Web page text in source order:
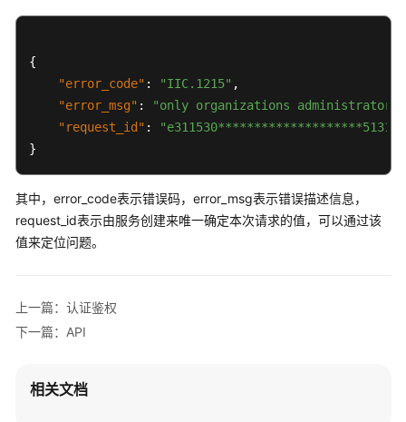
SDK
考
载
通
用
产
品
语
{
"error_code" : "IIC.1215" ,
"error_msg" :
"only organizations administrator
"request_id" :
"e311530********************51311"
}
其中，error_code表示错误码，error_msg表示错误描述信息，
request_id表示由服务创建来唯一确定本次请求的值，可以通过该
值来定位问题。
上一篇：认证鉴权
下一篇：API
相关文档